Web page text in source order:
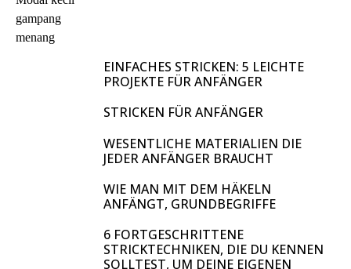
EINFACHES STRICKEN: 5 LEICHTE
PROJEKTE FÜR ANFÄNGER
STRICKEN FÜR ANFÄNGER
WESENTLICHE MATERIALIEN DIE
JEDER ANFÄNGER BRAUCHT
WIE MAN MIT DEM HÄKELN
ANFÄNGT, GRUNDBEGRIFFE
6 FORTGESCHRITTENE
STRICKTECHNIKEN, DIE DU KENNEN
SOLLTEST, UM DEINE EIGENEN